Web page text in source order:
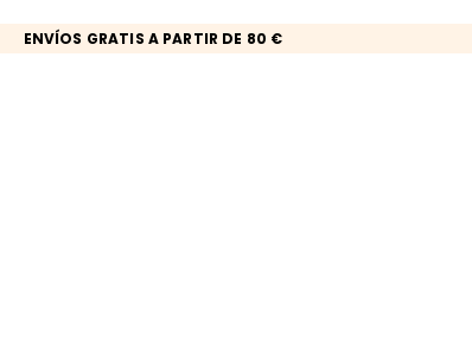
ENVÍOS GRATIS A PARTIR DE 80 €